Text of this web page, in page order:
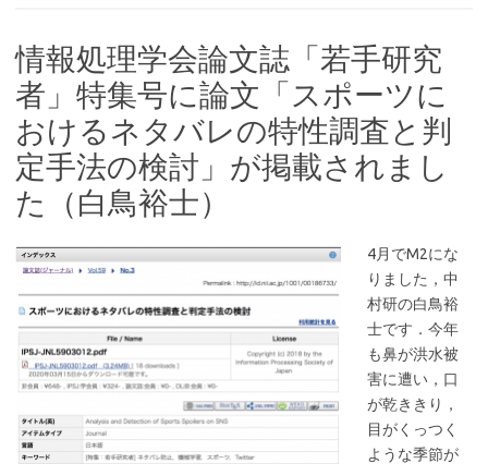
情報処理学会論文誌「若手研究
者」特集号に論文「スポーツに
おけるネタバレの特性調査と判
定手法の検討」が掲載されまし
た（白鳥裕士）
4月でM2にな
りました，中
村研の白鳥裕
士です．今年
も鼻が洪水被
害に遭い，口
が乾ききり，
目がくっつく
ような季節が